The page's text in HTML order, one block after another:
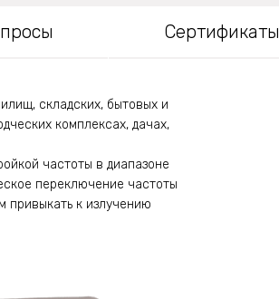
Сертификаты
складских, бытовых и
комплексах, дачах,
частоты в диапазоне
переключение частоты
привыкать к излучению